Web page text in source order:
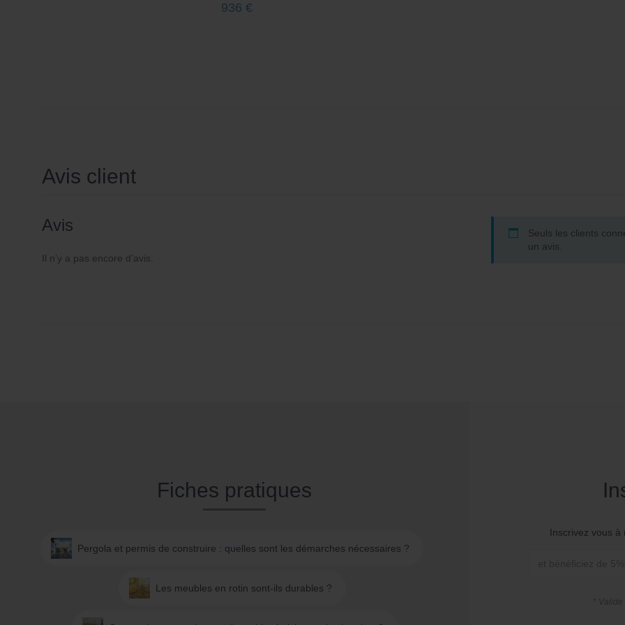
936€
Avis client
Avis
Il n’y a pas encore d’avis.
Seuls les clients
un avis.
Fiches pratiques
Pergola et permis de construire : quelles sont les démarches nécessaires ?
Les meubles en rotin sont-ils durables ?
Inscrivez vous à